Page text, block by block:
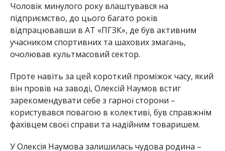
У Олексія Наумова залишилась чудова родина –
дружина Раїса та двоє дорослих дітей Юлія та
Олексій, які згадують його як люблячого чоловіка
та батька, палкого патріота своєї країни. Команда
НЗФ висловлює щирі співчуття родині, друзям та